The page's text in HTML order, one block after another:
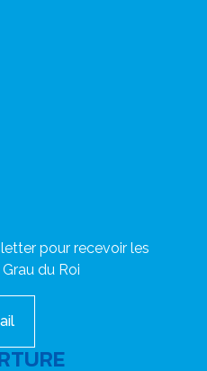
pour recevoir les
du Roi